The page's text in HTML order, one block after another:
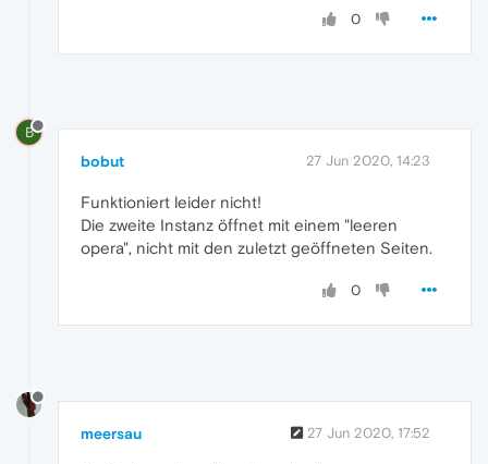
0
B
bobut 27 Jun 2020, 14:23
Funktioniert leider nicht!
Die zweite Instanz öffnet mit einem "leeren
opera", nicht mit den zuletzt geöffneten Seiten.
0
meersau 27 Jun 2020, 17:52